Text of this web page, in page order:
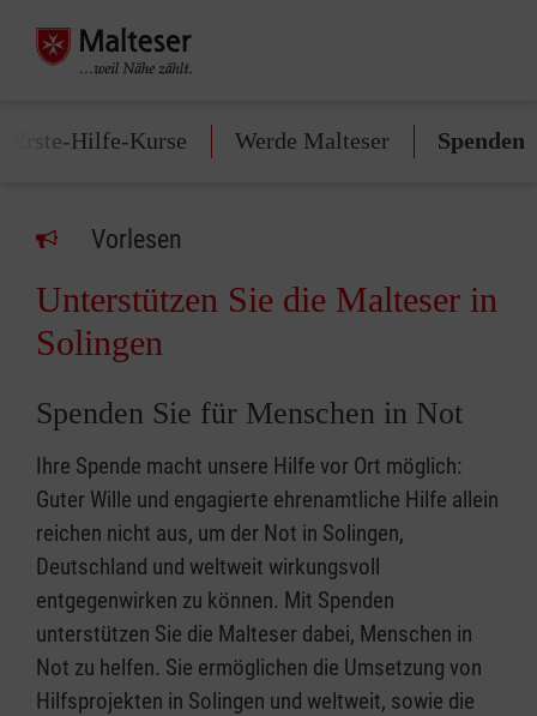
Erste-Hilfe-Kurse Werde Malteser Spenden
Vorlesen
Unterstützen Sie die Malteser in
Solingen
Spenden Sie für Menschen in Not
Ihre Spende macht unsere Hilfe vor Ort möglich:
Guter Wille und engagierte ehrenamtliche Hilfe allein
reichen nicht aus, um der Not in Solingen,
Deutschland und weltweit wirkungsvoll
entgegenwirken zu können. Mit Spenden
unterstützen Sie die Malteser dabei, Menschen in
Not zu helfen. Sie ermöglichen die Umsetzung von
Hilfsprojekten in Solingen und weltweit, sowie die